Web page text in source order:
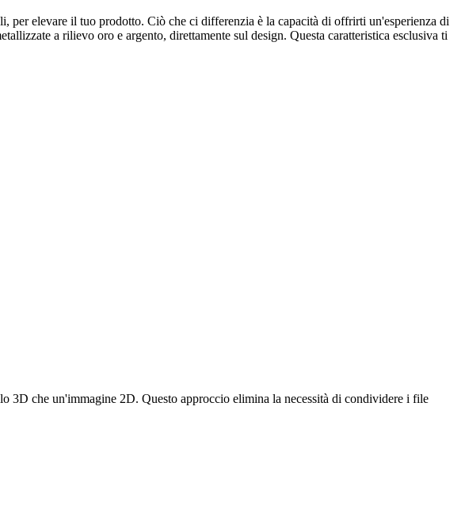
elevare il tuo prodotto. Ciò che ci differenzia è la capacità di offrirti un'esperienza di
a rilievo oro e argento, direttamente sul design. Questa caratteristica esclusiva ti
3D che un'immagine 2D. Questo approccio elimina la necessità di condividere i file